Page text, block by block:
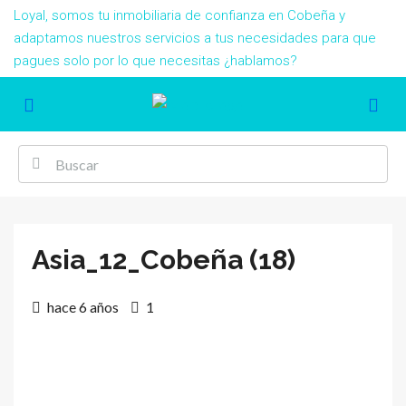
Loyal, somos tu inmobiliaria de confianza en Cobeña y
adaptamos nuestros servicios a tus necesidades para que
pagues solo por lo que necesitas ¿hablamos?
Asia_12_Cobeña (18)
hace 6 años 1